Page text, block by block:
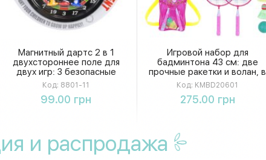
Магнитный дартс 2 в 1
двухстороннее поле для
двух игр: 3 безопасные
дротики на магнитах,
упаковка слюда
Код: 8801-11
99.00 грн
Купить
Игровой набор для
бадминтона 43 см: две
прочные ракетки и волан, в
удобной сумке для
переноски.
Код: KMBD20601
275.00 грн
и распродажа